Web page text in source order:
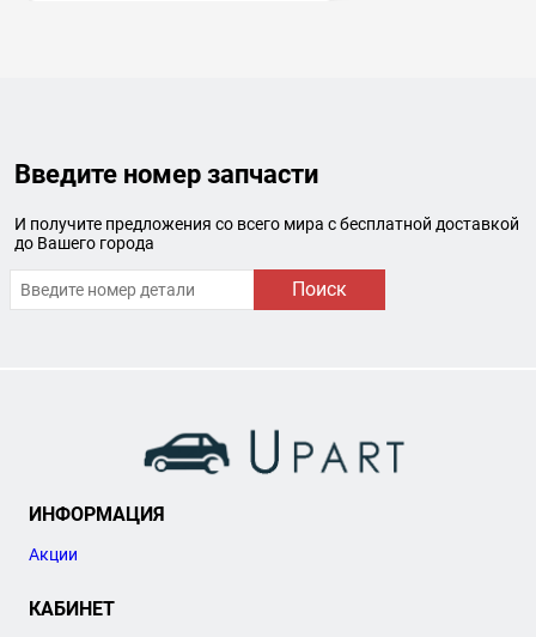
Введите номер запчасти
И получите предложения со всего мира с бесплатной доставкой
до Вашего города
Поиск
ИНФОРМАЦИЯ
Акции
КАБИНЕТ